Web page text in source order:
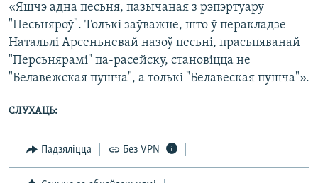
«Яшчэ адна песьня, пазычаная з рэпэртуару
"Песьняроў". Толькі заўважце, што ў перакладзе
Натальлі Арсеньневай назоў песьні, прасьпяванай
"Персьнярамі" па-расейску, становіцца не
"Белавежская пушча", а толькі "Белавеская пушча"».
СЛУХАЦЬ:
Падзяліцца Без VPN